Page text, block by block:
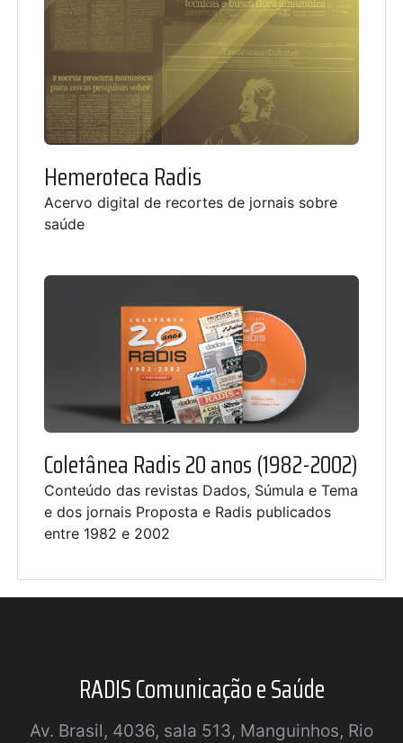
Hemeroteca Radis
Acervo digital de recortes de jornais sobre
saúde
Coletânea Radis 20 anos (1982-2002)
Conteúdo das revistas Dados, Súmula e Tema
e dos jornais Proposta e Radis publicados
entre 1982 e 2002
RADIS Comunicação e Saúde
Av. Brasil, 4036, sala 513, Manguinhos, Rio